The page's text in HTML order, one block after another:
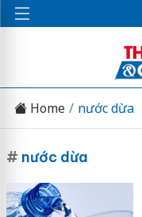
Home nước dừa
# nước dừa